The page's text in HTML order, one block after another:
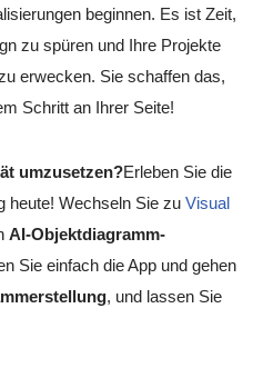
beginnen. Es ist Zeit,
zu spüren und Ihre Projekte
erwecken. Sie schaffen das,
Schritt an Ihrer Seite!
umzusetzen?Erleben Sie die
heute! Wechseln Sie zu Visual
AI-Objektdiagramm-
Sie einfach die App und gehen
, und lassen Sie